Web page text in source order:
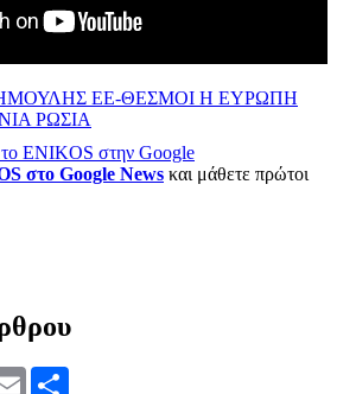
ΕΕ-ΘΕΣΜΟΙ Η ΕΥΡΩΠΗ
ΡΩΣΙΑ
ENIKOS στην Google
στο Google News και μάθετε πρώτοι
Email